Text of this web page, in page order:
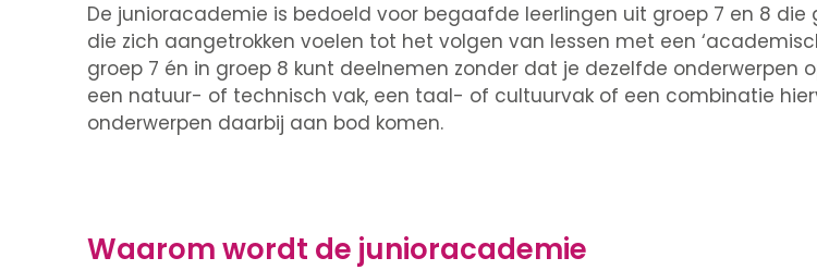
De junioracademie is bedoeld voor begaafde leerlingen uit groep 7 en 8
die zich aangetrokken voelen tot het volgen van lessen met een
groep 7 én in groep 8 kunt deelnemen zonder dat je dezelfde onderwerpen
een natuur- of technisch vak, een taal- of cultuurvak of een combinatie
onderwerpen daarbij aan bod komen.
Waarom wordt de junioracademie